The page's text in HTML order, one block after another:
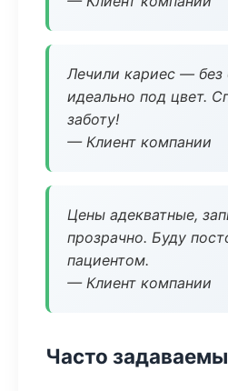
Лечили кариес — без
идеально под цвет.
заботу!
— Клиент компании
Цены адекватные,
прозрачно. Буду
пациентом.
— Клиент компании
Часто